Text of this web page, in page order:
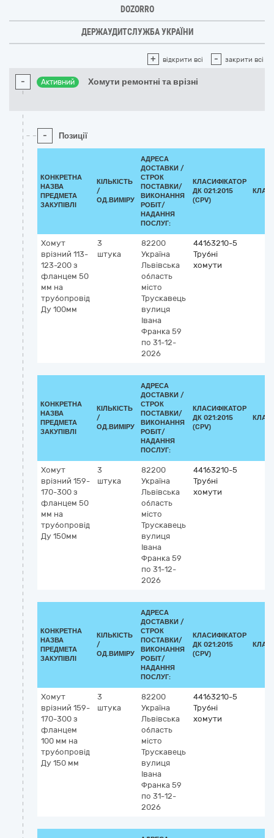
DOZORRO
ДЕРЖАУДИТСЛУЖБА УКРАЇНИ
+ відкрити всі - закрити всі
- Активний Хомути ремонтні та врізні
- Позиції
КОНКРЕТНА
НАЗВА
ПРЕДМЕТА
ЗАКУПІВЛІ
КІЛЬКІСТЬ
/
ОД.ВИМІРУ
АДРЕСА
ДОСТАВКИ /
СТРОК
ПОСТАВКИ/
ВИКОНАННЯ
РОБІТ/
НАДАННЯ
ПОСЛУГ:
КЛАСИФІКАТОР
ДК 021:2015
(CPV)
Хомут
врізний 113-
123-200 з
фланцем 50
мм на
трубопровід
Ду 100мм
3
штука
82200
Україна
Львівська
область
місто
Трускавець
вулиця
Івана
Франка 59
по 31-12-
2026
44163210-5
Трубні
хомути
КОНКРЕТНА
НАЗВА
ПРЕДМЕТА
ЗАКУПІВЛІ
КІЛЬКІСТЬ
/
ОД.ВИМІРУ
АДРЕСА
ДОСТАВКИ /
СТРОК
ПОСТАВКИ/
ВИКОНАННЯ
РОБІТ/
НАДАННЯ
ПОСЛУГ:
КЛАСИФІКАТОР
ДК 021:2015
(CPV)
Хомут
врізний 159-
170-300 з
фланцем 50
мм на
трубопровід
Ду 150мм
3
штука
82200
Україна
Львівська
область
місто
Трускавець
вулиця
Івана
Франка 59
по 31-12-
2026
44163210-5
Трубні
хомути
КОНКРЕТНА
НАЗВА
ПРЕДМЕТА
ЗАКУПІВЛІ
КІЛЬКІСТЬ
/
ОД.ВИМІРУ
АДРЕСА
ДОСТАВКИ /
СТРОК
ПОСТАВКИ/
ВИКОНАННЯ
РОБІТ/
НАДАННЯ
ПОСЛУГ:
КЛАСИФІКАТОР
ДК 021:2015
(CPV)
Хомут
врізний 159-
170-300 з
фланцем
100 мм на
трубопровід
Ду 150 мм
3
штука
82200
Україна
Львівська
область
місто
Трускавець
вулиця
Івана
Франка 59
по 31-12-
2026
44163210-5
Трубні
хомути